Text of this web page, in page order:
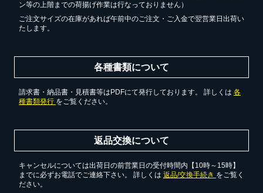
ン等の上階までの荷揚げ作業は行なっておりません）
ご注文サイズの在庫があれば午前中のご注文・ご入金で翌営業日出荷い
たします。
各種書類について
請求書・納品書・見積書等はPDFにて発行しております。 詳しくは 各
種書類発行 をご覧ください。
返品交換について
キャンセルについては出荷日の前営業日の受付時間内【10時～15時】
までに必ずお電話でご連絡下さい。 詳しくは 返品/交換手続き をご覧く
ださい。